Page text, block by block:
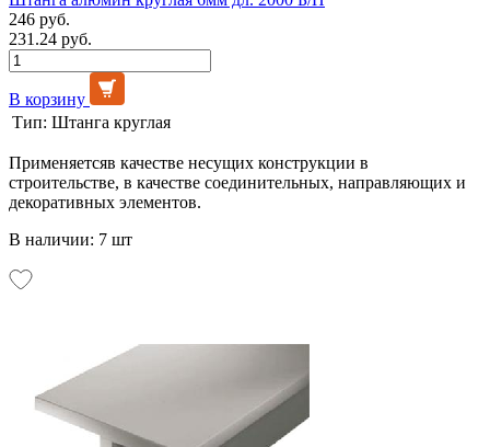
246 руб.
231.24 руб.
В корзину
Тип: Штанга круглая
Применяетсяв качестве несущих конструкции в
строительстве, в качестве соединительных, направляющих и
декоративных элементов.
В наличии: 7 шт